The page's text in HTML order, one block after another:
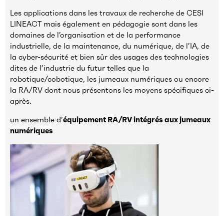
Les applications dans les travaux de recherche de CESI
LINEACT mais également en pédagogie sont dans les
domaines de l’organisation et de la performance
industrielle, de la maintenance, du numérique, de l’IA, de
la cyber-sécurité et bien sûr des usages des technologies
dites de l’industrie du futur telles que la
robotique/cobotique, les jumeaux numériques ou encore
la RA/RV dont nous présentons les moyens spécifiques ci-
après.
un ensemble d’équipement RA/RV intégrés aux jumeaux
numériques